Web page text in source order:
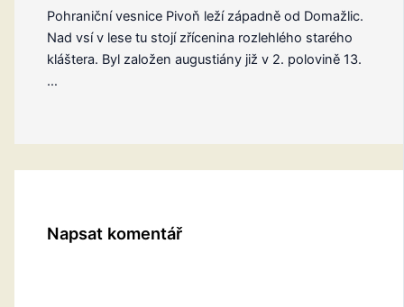
Pohraniční vesnice Pivoň leží západně od Domažlic.
Nad vsí v lese tu stojí zřícenina rozlehlého starého
kláštera. Byl založen augustiány již v 2. polovině 13.
…
Napsat komentář